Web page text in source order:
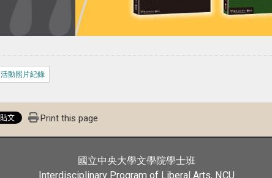
活動照片紀錄
Print this page
國立中央大學文學院學士班
Interdisciplinary Program of Liberal Arts, NCU